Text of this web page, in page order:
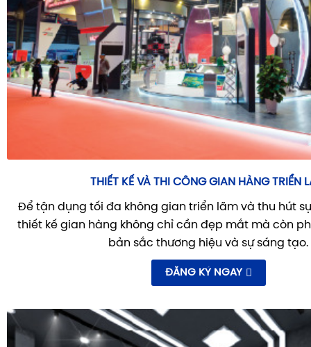
THIẾT KẾ VÀ THI CÔNG GIAN HÀNG TRIỂN
Để tận dụng tối đa không gian triển lãm và thu hút
thiết kế gian hàng không chỉ cần đẹp mắt mà còn
bản sắc thương hiệu và sự sáng tạo.
ĐĂNG KÝ NGAY